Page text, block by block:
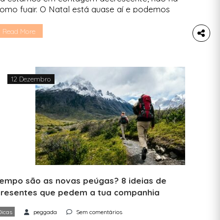
fugir. O Natal está quase aí e podemos
um bocadinho no prolongamento
[…]
Read More
12 Dezembro
são as novas peúgas? 8 ideias de
que pedem a tua companhia
peggada Sem comentários